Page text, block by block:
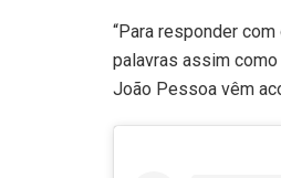
“Para responder
palavras assim
João Pessoa vêm